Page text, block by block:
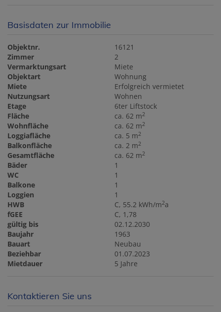
Basisdaten zur Immobilie
Objektnr.
16121
Zimmer
2
Vermarktungsart
Miete
Objektart
Wohnung
Miete
Erfolgreich vermietet
Nutzungsart
Wohnen
Etage
6ter Liftstock
Fläche
ca. 62 m2
Wohnfläche ca. 62 m2
Loggiafläche ca. 5 m2
Balkonfläche ca. 2 m2
Gesamtfläche ca. 62 m2
Bäder
1
WC
1
Balkone
1
Loggien
1
HWB
C, 55.2 kWh/m2a
fGEE
C, 1,78
gültig bis
02.12.2030
Baujahr
1963
Bauart
Neubau
Beziehbar
01.07.2023
Mietdauer
5 Jahre
Kontaktieren Sie uns